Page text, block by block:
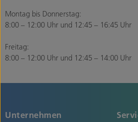
Montag bis Donnerstag:
8:00 – 12:00 Uhr und 12:45 – 16:45 Uhr
Freitag:
8:00 – 12:00 Uhr und 12:45 – 14:00 Uhr
Unternehmen